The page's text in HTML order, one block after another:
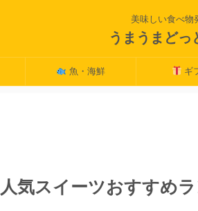
美味しい食べ物
うまうまどっ
魚・海鮮 ギ
気スイーツおすすめ